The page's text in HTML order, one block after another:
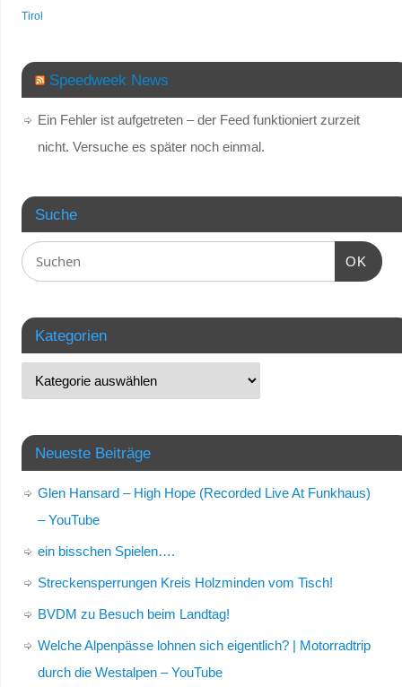
Tirol
Speedweek News
Ein Fehler ist aufgetreten – der Feed funktioniert zurzeit
nicht. Versuche es später noch einmal.
Suche
OK
Kategorien
Neueste Beiträge
Glen Hansard – High Hope (Recorded Live At Funkhaus)
– YouTube
ein bisschen Spielen….
Streckensperrungen Kreis Holzminden vom Tisch!
BVDM zu Besuch beim Landtag!
Welche Alpenpässe lohnen sich eigentlich? | Motorradtrip
durch die Westalpen – YouTube